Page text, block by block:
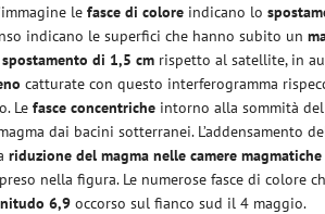
lefasce di colore indicano lo
indicano le superfici che hanno subito un
spostamento di 1,5 cm rispetto al satellite, in
catturate con questo interferogramma
Lefasce concentriche intorno alla sommità
dai bacini sotterranei. L’addensamento
riduzione del magma nelle camere magmatiche
nella figura. Le numerose fasce di colore
6,9occorso sul fianco sud il 4 maggio.